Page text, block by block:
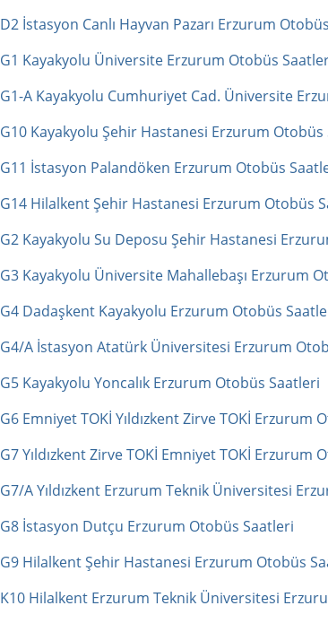
D2 İstasyon Canlı Hayvan Pazarı Erzurum
G1 Kayakyolu Üniversite Erzurum Otobüs
G1-A Kayakyolu Cumhuriyet Cad. Üniversite
G10 Kayakyolu Şehir Hastanesi Erzurum Otobüs
G11 İstasyon Palandöken Erzurum Otobüs
G14 Hilalkent Şehir Hastanesi Erzurum Otobüs
G2 Kayakyolu Su Deposu Şehir Hastanesi
G3 Kayakyolu Üniversite Mahallebaşı Erzurum
G4 Dadaşkent Kayakyolu Erzurum Otobüs
G4/A İstasyon Atatürk Üniversitesi Erzurum
G5 Kayakyolu Yoncalık Erzurum Otobüs Saatleri
G6 Emniyet TOKİ Yıldızkent Zirve TOKİ Erzurum
G7 Yıldızkent Zirve TOKİ Emniyet TOKİ Erzurum
G7/A Yıldızkent Erzurum Teknik Üniversitesi
G8 İstasyon Dutçu Erzurum Otobüs Saatleri
G9 Hilalkent Şehir Hastanesi Erzurum Otobüs
K10 Hilalkent Erzurum Teknik Üniversitesi